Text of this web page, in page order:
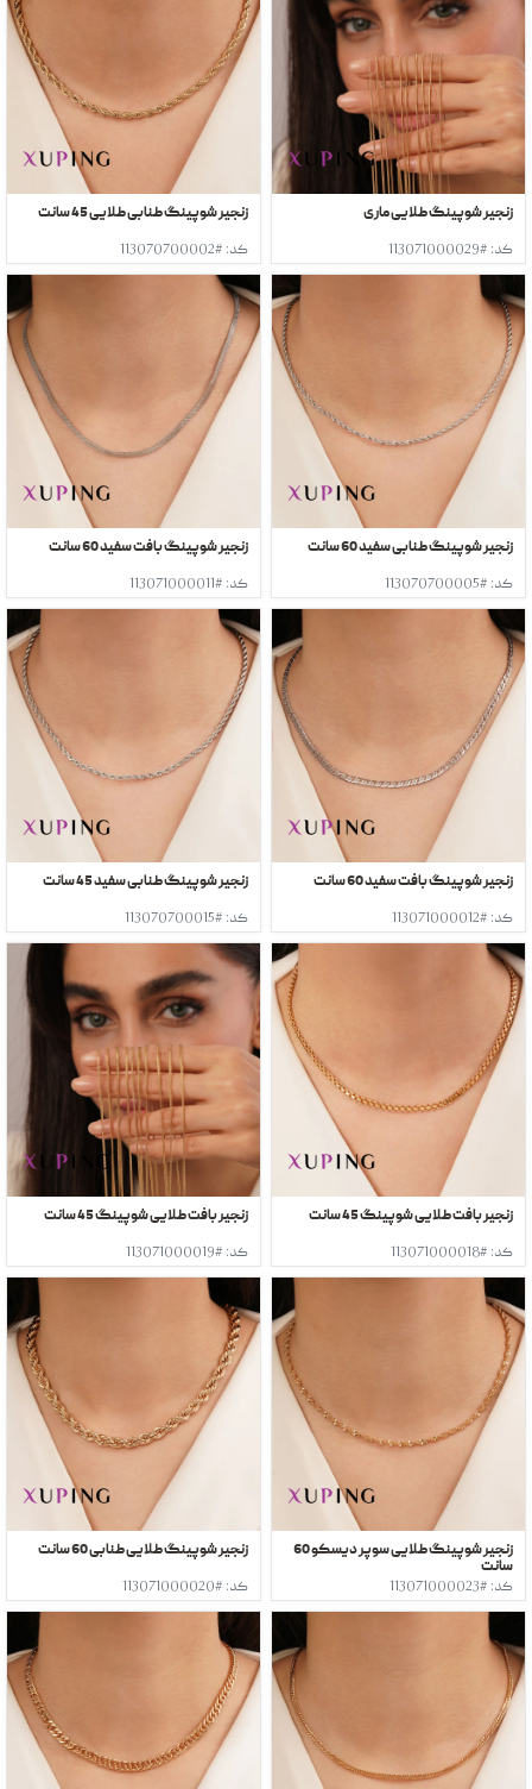
زنجیر شوپینگ طلایی ماری
کد: #113071000029
زنجیر شوپینگ طنابی طلایی 45 سانت
کد: #113070700002
زنجیر شوپینگ طنابی سفید 60 سانت
کد: #113070700005
زنجیر شوپینگ بافت سفید 60 سانت
کد: #113071000011
زنجیر شوپینگ بافت سفید 60 سانت
کد: #113071000012
زنجیر شوپینگ طنابی سفید 45 سانت
کد: #113070700015
زنجیر بافت طلایی شوپینگ 45 سانت
کد: #113071000018
زنجیر بافت طلایی شوپینگ 45 سانت
کد: #113071000019
زنجیر شوپینگ طلایی سوپر دیسکو 60
سانت
کد: #113071000023
زنجیر شوپینگ طلایی طنابی 60 سانت
کد: #113071000020